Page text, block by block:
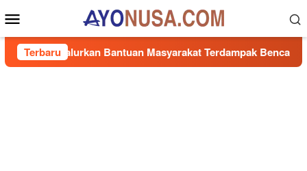
ke
kontenMobile
Terbaru
Salurkan Bantuan Masyarakat Terdampak Bencana Banjir